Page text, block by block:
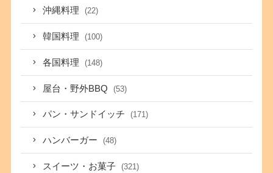
沖縄料理 (22)
韓国料理 (100)
各国料理 (148)
屋台・野外BBQ (53)
パン・サンドイッチ (171)
ハンバーガー (48)
スイーツ・お菓子 (321)